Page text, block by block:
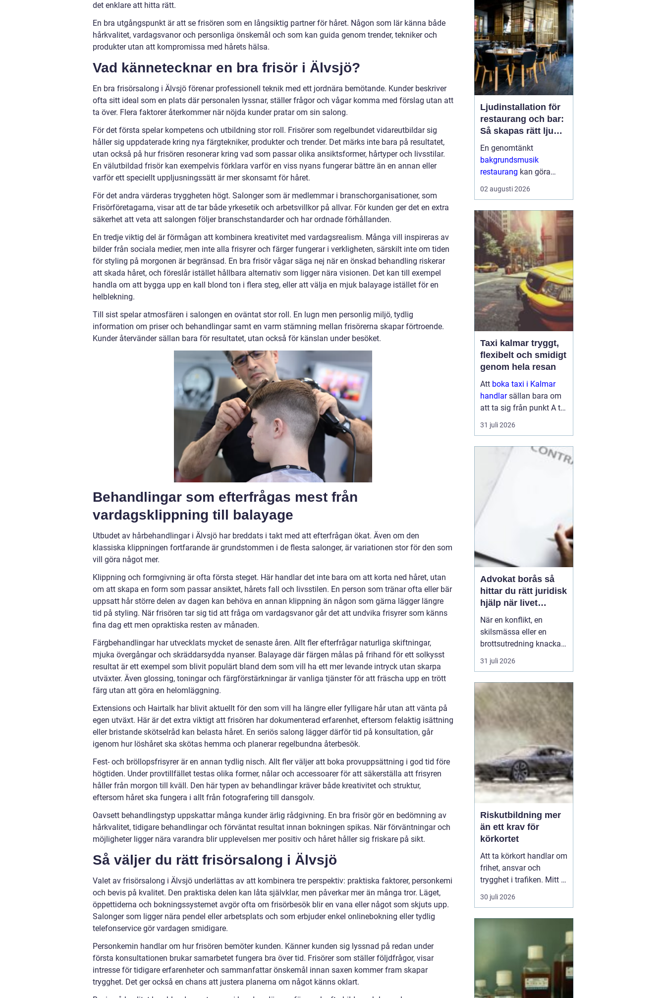
det enklare att hitta rätt.
En bra utgångspunkt är att se frisören som en långsiktig partner för håret. Någon som lär känna både
hårkvalitet, vardagsvanor och personliga önskemål och som kan guida genom trender, tekniker och
produkter utan att kompromissa med hårets hälsa.
Vad kännetecknar en bra frisör i Älvsjö?
En bra frisörsalong i Älvsjö förenar professionell teknik med ett jordnära bemötande. Kunder beskriver
ofta sitt ideal som en plats där personalen lyssnar, ställer frågor och vågar komma med förslag utan att
ta över. Flera faktorer återkommer när nöjda kunder pratar om sin salong.
För det första spelar kompetens och utbildning stor roll. Frisörer som regelbundet vidareutbildar sig
håller sig uppdaterade kring nya färgtekniker, produkter och trender. Det märks inte bara på resultatet,
utan också på hur frisören resonerar kring vad som passar olika ansiktsformer, hårtyper och livsstilar.
En välutbildad frisör kan exempelvis förklara varför en viss nyans fungerar bättre än en annan eller
varför ett speciellt uppljusningssätt är mer skonsamt för håret.
För det andra värderas tryggheten högt. Salonger som är medlemmar i branschorganisationer, som
Frisörföretagarna, visar att de tar både yrkesetik och arbetsvillkor på allvar. För kunden ger det en extra
säkerhet att veta att salongen följer branschstandarder och har ordnade förhållanden.
En tredje viktig del är förmågan att kombinera kreativitet med vardagsrealism. Många vill inspireras av
bilder från sociala medier, men inte alla frisyrer och färger fungerar i verkligheten, särskilt inte om tiden
för styling på morgonen är begränsad. En bra frisör vågar säga nej när en önskad behandling riskerar
att skada håret, och föreslår istället hållbara alternativ som ligger nära visionen. Det kan till exempel
handla om att bygga upp en kall blond ton i flera steg, eller att välja en mjuk balayage istället för en
helblekning.
Till sist spelar atmosfären i salongen en oväntat stor roll. En lugn men personlig miljö, tydlig
information om priser och behandlingar samt en varm stämning mellan frisörerna skapar förtroende.
Kunder återvänder sällan bara för resultatet, utan också för känslan under besöket.
Behandlingar som efterfrågas mest från
vardagsklippning till balayage
Utbudet av hårbehandlingar i Älvsjö har breddats i takt med att efterfrågan ökat. Även om den
klassiska klippningen fortfarande är grundstommen i de flesta salonger, är variationen stor för den som
vill göra något mer.
Klippning och formgivning är ofta första steget. Här handlar det inte bara om att korta ned håret, utan
om att skapa en form som passar ansiktet, hårets fall och livsstilen. En person som tränar ofta eller bär
uppsatt hår större delen av dagen kan behöva en annan klippning än någon som gärna lägger längre
tid på styling. När frisören tar sig tid att fråga om vardagsvanor går det att undvika frisyrer som känns
fina dag ett men opraktiska resten av månaden.
Färgbehandlingar har utvecklats mycket de senaste åren. Allt fler efterfrågar naturliga skiftningar,
mjuka övergångar och skräddarsydda nyanser. Balayage där färgen målas på frihand för ett solkysst
resultat är ett exempel som blivit populärt bland dem som vill ha ett mer levande intryck utan skarpa
utväxter. Även glossing, toningar och färgförstärkningar är vanliga tjänster för att fräscha upp en trött
färg utan att göra en helomläggning.
Extensions och Hairtalk har blivit aktuellt för den som vill ha längre eller fylligare hår utan att vänta på
egen utväxt. Här är det extra viktigt att frisören har dokumenterad erfarenhet, eftersom felaktig isättning
eller bristande skötselråd kan belasta håret. En seriös salong lägger därför tid på konsultation, går
igenom hur löshåret ska skötas hemma och planerar regelbundna återbesök.
Fest- och bröllopsfrisyrer är en annan tydlig nisch. Allt fler väljer att boka provuppsättning i god tid före
högtiden. Under provtillfället testas olika former, nålar och accessoarer för att säkerställa att frisyren
håller från morgon till kväll. Den här typen av behandlingar kräver både kreativitet och struktur,
eftersom håret ska fungera i allt från fotografering till dansgolv.
Oavsett behandlingstyp uppskattar många kunder ärlig rådgivning. En bra frisör gör en bedömning av
hårkvalitet, tidigare behandlingar och förväntat resultat innan bokningen spikas. När förväntningar och
möjligheter ligger nära varandra blir upplevelsen mer positiv och håret håller sig friskare på sikt.
Så väljer du rätt frisörsalong i Älvsjö
Valet av frisörsalong i Älvsjö underlättas av att kombinera tre perspektiv: praktiska faktorer, personkemi
och bevis på kvalitet. Den praktiska delen kan låta självklar, men påverkar mer än många tror. Läget,
öppettiderna och bokningssystemet avgör ofta om frisörbesök blir en vana eller något som skjuts upp.
Salonger som ligger nära pendel eller arbetsplats och som erbjuder enkel onlinebokning eller tydlig
telefonservice gör vardagen smidigare.
Personkemin handlar om hur frisören bemöter kunden. Känner kunden sig lyssnad på redan under
första konsultationen brukar samarbetet fungera bra över tid. Frisörer som ställer följdfrågor, visar
intresse för tidigare erfarenheter och sammanfattar önskemål innan saxen kommer fram skapar
trygghet. Det ger också en chans att justera planerna om något känns oklart.
Ljudinstallation för
restaurang och bar:
Så skapas rätt ljud
för mat, dryck och
stämning
En genomtänkt
bakgrundsmusik
restaurang kan göra
skillnaden mellan en
lokal som gästerna
plats där de g&aum...
02 augusti 2026
Taxi kalmar tryggt,
flexibelt och smidigt
genom hela resan
Att boka taxi i Kalmar
handlarsällan bara om
att ta sig från punkt A till
punkt B. För många är
resan en viktig del av
semestern. En pålitlig
taxiresa kan betyda att
31 juli 2026
Advokat borås så
hittar du rätt juridisk
hjälp när livet
krånglar
När en konflikt, en
skilsmässa eller en
brottsutredning knackar
på dörren förändras
vardagen snabbt.
länge med att kontakta
jurist, ofta av oro för
kostnader eller för att de
inte vet vart de ska
vända sig. Samtidigt kan
31 juli 2026
Riskutbildning mer
än ett krav för
körkortet
Att ta körkort handlar om
frihet, ansvar och
trygghet i trafiken. Mitt i
allt detta finns
riskutbildning, som
tanke: att ge blivande
förare en realistisk bild
av r...
30 juli 2026